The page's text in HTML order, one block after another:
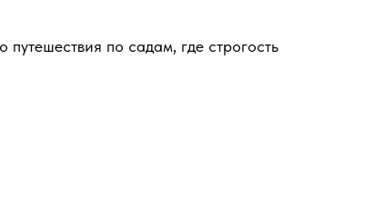
по садам, где строгость